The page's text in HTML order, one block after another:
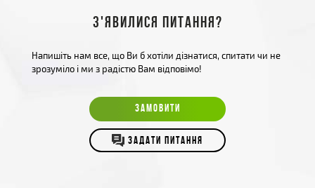
З'явилися питання?
Напишіть нам все, що Ви б хотіли дізнатися, спитати чи не
зрозуміло і ми з радістю Вам відповімо!
ЗАМОВИТИ
ЗАДАТИ ПИТАННЯ